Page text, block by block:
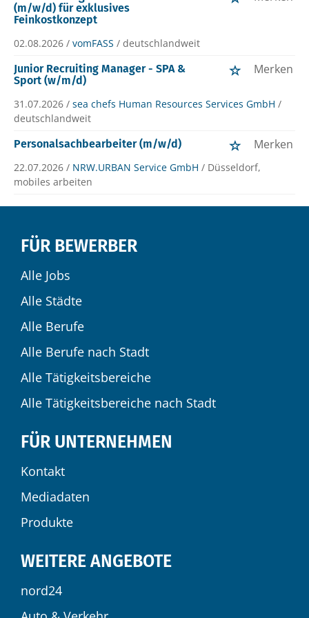
(m/w/d) für exklusives
Feinkostkonzept
02.08.2026 / vomFASS / deutschlandweit
Junior Recruiting Manager - SPA &
Sport (w/m/d)
Merken
31.07.2026 / sea chefs Human Resources Services GmbH /
deutschlandweit
Personalsachbearbeiter (m/w/d)
Merken
22.07.2026 / NRW.URBAN Service GmbH / Düsseldorf,
mobiles arbeiten
FÜR BEWERBER
Alle Jobs
Alle Städte
Alle Berufe
Alle Berufe nach Stadt
Alle Tätigkeitsbereiche
Alle Tätigkeitsbereiche nach Stadt
FÜR UNTERNEHMEN
Kontakt
Mediadaten
Produkte
WEITERE ANGEBOTE
nord24